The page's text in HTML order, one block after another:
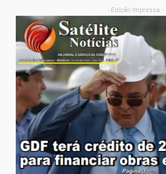
- Edição Impressa -